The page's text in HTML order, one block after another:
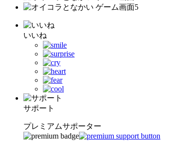
いいね
サポート
プレミアムサポーター